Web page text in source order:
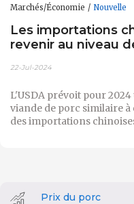
Marchés/Économie Nouvelle
Les importations
revenir au niveau
22-Jul-2024
L'USDA prévoit pour
viande de porc similaire à
des importations
Prix du porc